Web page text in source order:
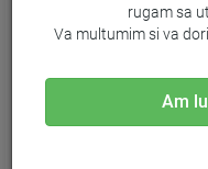
rugam sa
Va multumim si va
Am